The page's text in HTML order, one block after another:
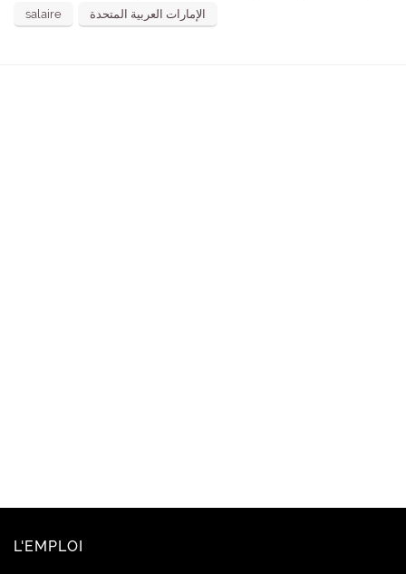
salaire الإمارات العربية المتحدة
L'EMPLOI